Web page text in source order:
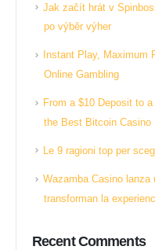
Jak začít hrát v
po výběr výher
Instant Play, Maximum
Online Gambling
From a $10 Deposit to
the Best Bitcoin Casino
Le 9 ragioni top per
Wazamba Casino lanza
transforman la
Recent Comments